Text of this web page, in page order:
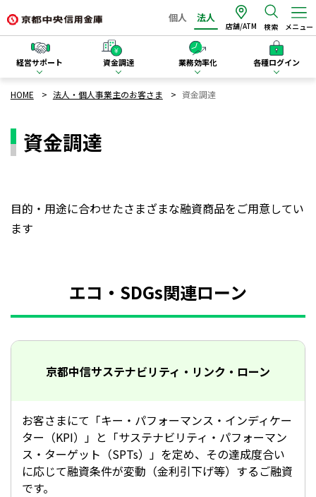
個人 法人
店舗/ATM 検索 メニュー
経営サポート 資金調達 業務効率化 各種ログイン
HOME 法人・個人事業主のお客さま 資金調達
資金調達
目的・用途に合わせたさまざまな融資商品をご用意してい
ます
エコ・SDGs関連ローン
京都中信サステナビリティ・リンク・ローン
お客さまにて「キー・パフォーマンス・インディケー
ター（KPI）」と「サステナビリティ・パフォーマン
ス・ターゲット（SPTs）」を定め、その達成度合い
に応じて融資条件が変動（金利引下げ等）するご融資
です。